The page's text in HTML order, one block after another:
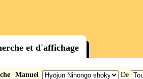
et d'affichage
Manuel De